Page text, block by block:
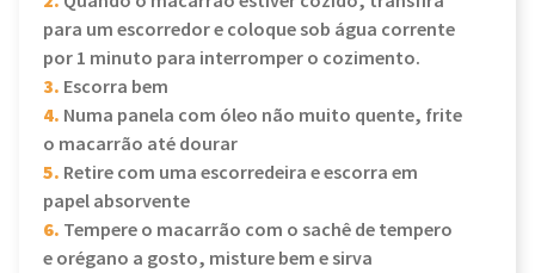
para um escorredor e coloque sob água corrente
por 1 minuto para interromper o cozimento.
3. Escorra bem
4. Numa panela com óleo não muito quente, frite
o macarrão até dourar
5. Retire com uma escorredeira e escorra em
papel absorvente
6. Tempere o macarrão com o sachê de tempero
e orégano a gosto, misture bem e sirva